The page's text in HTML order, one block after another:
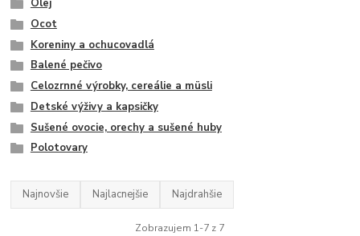
Olej
Ocot
Koreniny a ochucovadlá
Balené pečivo
Celozrnné výrobky, cereálie a müsli
Detské výživy a kapsičky
Sušené ovocie, orechy a sušené huby
Polotovary
Najnovšie Najlacnejšie Najdrahšie
Zobrazujem 1-7 z 7